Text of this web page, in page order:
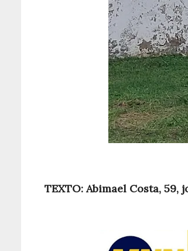
TEXTO: Abimael Costa,